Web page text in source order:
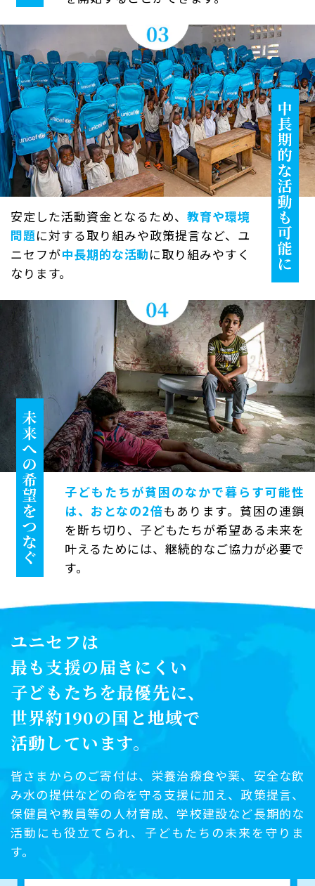
安定した活動資金となるため、教育や環境
問題に対する取り組みや政策提言など、ユ
ニセフが中長期的な活動に取り組みやすく
なります。
子どもたちが貧困のなかで暮らす可能性
は、おとなの2倍もあります。貧困の連鎖
を断ち切り、子どもたちが希望ある未来を
叶えるためには、継続的なご協力が必要で
す。
ユニセフは
最も支援の届きにくい
子どもたちを最優先に、
世界約190の国と地域で
活動しています。
皆さまからのご寄付は、栄養治療食や薬、安全な飲
み水の提供などの命を守る支援に加え、政策提言、
保健員や教員等の人材育成、学校建設など長期的な
活動にも役立てられ、子どもたちの未来を守りま
す。